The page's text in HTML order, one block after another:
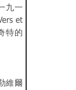
九一
et
特的
維爾